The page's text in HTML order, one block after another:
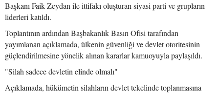
Başkanı Faik Zeydan ile ittifakı oluşturan siyasi parti ve grupların
liderleri katıldı.
Toplantının ardından Başbakanlık Basın Ofisi tarafından
yayımlanan açıklamada, ülkenin güvenliği ve devlet otoritesinin
güçlendirilmesine yönelik alınan kararlar kamuoyuyla paylaşıldı.
"Silah sadece devletin elinde olmalı"
Açıklamada, hükümetin silahların devlet tekelinde toplanmasına